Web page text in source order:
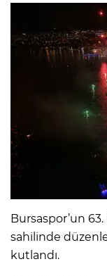
Bursaspor’un
sahilinde
kutlandı.